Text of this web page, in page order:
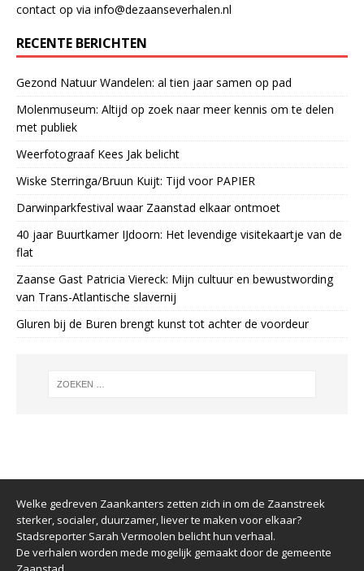
contact op via info@dezaanseverhalen.nl
RECENTE BERICHTEN
Gezond Natuur Wandelen: al tien jaar samen op pad
Molenmuseum: Altijd op zoek naar meer kennis om te delen
met publiek
Weerfotograaf Kees Jak belicht
Wiske Sterringa/Bruun Kuijt: Tijd voor PAPIER
Darwinparkfestival waar Zaanstad elkaar ontmoet
40 jaar Buurtkamer IJdoorn: Het levendige visitekaartje van de
flat
Zaanse Gast Patricia Viereck: Mijn cultuur en bewustwording
van Trans-Atlantische slavernij
Gluren bij de Buren brengt kunst tot achter de voordeur
Welke gedreven Zaankanters zetten zich in om de Zaanstreek
sterker, socialer, duurzamer, liever te maken voor elkaar?
Stadsreporter Sarah Vermoolen belicht hun verhaal.
De verhalen worden mede mogelijk gemaakt door de gemeente